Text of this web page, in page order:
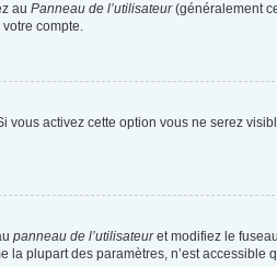
au Panneau de l’utilisateur(généralement
compte.
vous activez cette option vous ne serez
panneau de l’utilisateuret modifiez le
plupart des paramètres, n’est accessible